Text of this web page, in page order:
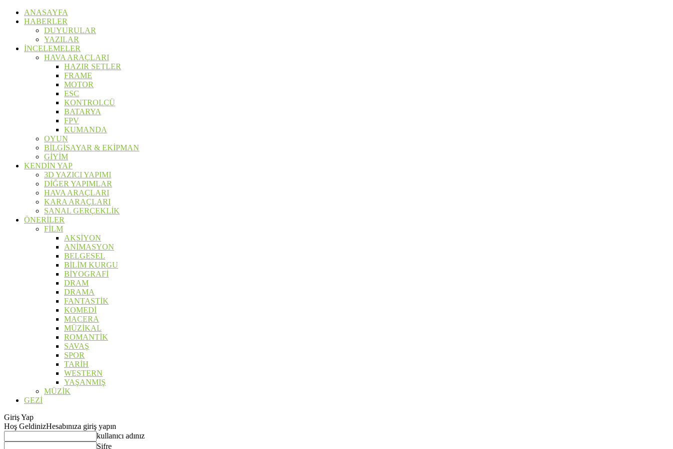
ANASAYFA
HABERLER
DUYURULAR
YAZILAR
İNCELEMELER
HAVA ARAÇLARI
HAZIR SETLER
FRAME
MOTOR
ESC
KONTROLCÜ
BATARYA
FPV
KUMANDA
OYUN
BİLGİSAYAR & EKİPMAN
GİYİM
KENDİN YAP
3D YAZICI YAPIMI
DİĞER YAPIMLAR
HAVA ARAÇLARI
KARA ARAÇLARI
SANAL GERÇEKLİK
ÖNERİLER
FİLM
AKSİYON
ANİMASYON
BELGESEL
BİLİM KURGU
BİYOGRAFİ
DRAM
DRAMA
FANTASTİK
KOMEDİ
MACERA
MÜZİKAL
ROMANTİK
SAVAŞ
SPOR
TARİH
WESTERN
YAŞANMIŞ
MÜZİK
GEZİ
Giriş Yap
Hoş GeldinizHesabınıza giriş yapın
kullanıcı adınız
Şifre